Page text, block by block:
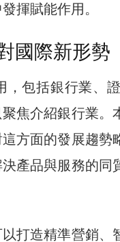
揮賦能作用。
國際新形勢
，包括銀行業、
聚焦介紹銀行業
方面的發展趨勢
產品與服務的同
打造精準營銷、